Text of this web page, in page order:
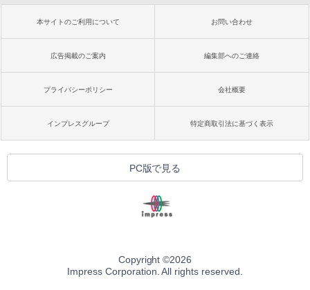
本サイトのご利用について お問い合わせ
広告掲載のご案内 編集部へのご連絡
プライバシーポリシー 会社概要
インプレスグループ 特定商取引法に基づく表示
PC版で見る
Copyright ©2026
Impress Corporation. All rights reserved.